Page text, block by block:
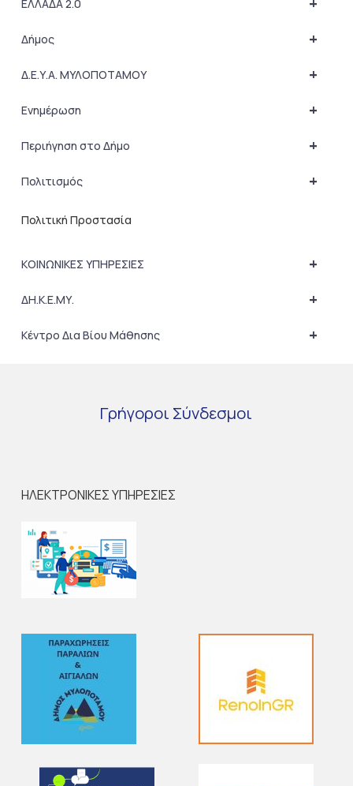
ΕΛΛΑΔΑ 2.0
+
Δήμος
+
Δ.Ε.Υ.Α. ΜΥΛΟΠΟΤΑΜΟΥ
+
Ενημέρωση
+
Περιήγηση στο Δήμο
+
Πολιτισμός
Πολιτική Προστασία
+
ΚΟΙΝΩΝΙΚΕΣ ΥΠΗΡΕΣΙΕΣ
+
ΔΗ.Κ.Ε.ΜΥ.
+
Κέντρο Δια Βίου Μάθησης
Γρήγοροι Σύνδεσμοι
ΗΛΕΚΤΡΟΝΙΚΕΣ ΥΠΗΡΕΣΙΕΣ